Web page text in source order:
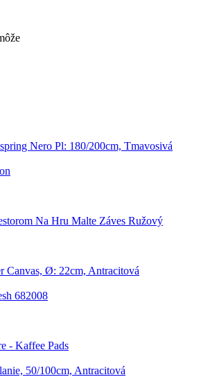
Nero Pl: 180/200cm, Tmavosivá
Na Hru Malte Záves Ružový
Canvas, Ø: 22cm, Antracitová
682008
- Kaffee Pads
50/100cm, Antracitová